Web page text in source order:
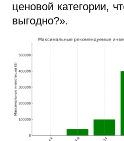
ценовой категории,
выгодно?».